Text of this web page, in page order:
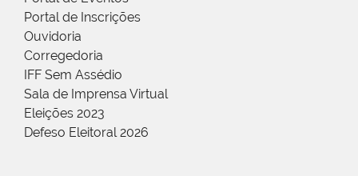
Portal de Inscrições
Ouvidoria
Corregedoria
IFF Sem Assédio
Sala de Imprensa Virtual
Eleições 2023
Defeso Eleitoral 2026